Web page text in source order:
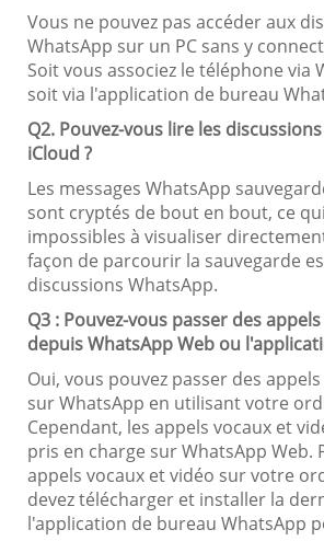
Vous ne pouvez pas accéder aux
WhatsApp sur un PC sans y
Soit vous associez le téléphone via
soit via l'application de bureau
Q2. Pouvez-vous lire les
iCloud ?
Les messages WhatsApp
sont cryptés de bout en bout, ce
impossibles à visualiser
façon de parcourir la sauvegarde
discussions WhatsApp.
Q3 : Pouvez-vous passer des
depuis WhatsApp Web ou
Oui, vous pouvez passer des
sur WhatsApp en utilisant votre
Cependant, les appels vocaux et
pris en charge sur WhatsApp Web.
appels vocaux et vidéo sur votre
devez télécharger et installer la
l'application de bureau WhatsApp